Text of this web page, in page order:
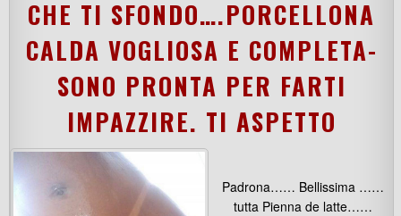
CHE TI SFONDO….PORCELLONA
CALDA VOGLIOSA E COMPLETA-
SONO PRONTA PER FARTI
IMPAZZIRE. TI ASPETTO
Padrona…… Bellissima ……
tutta Pienna de latte……